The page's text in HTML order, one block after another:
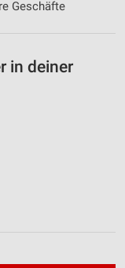
Geschäfte
in deiner